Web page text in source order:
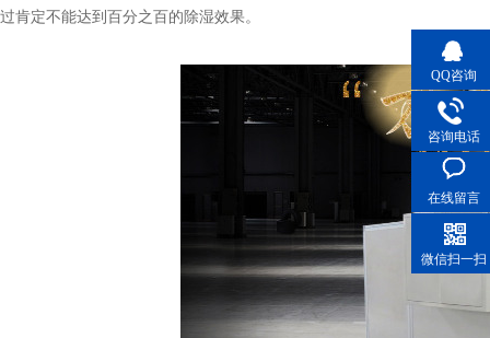
过肯定不能达到百分之百的除湿效果。
QQ咨询
咨询电话
在线留言
微信扫一扫